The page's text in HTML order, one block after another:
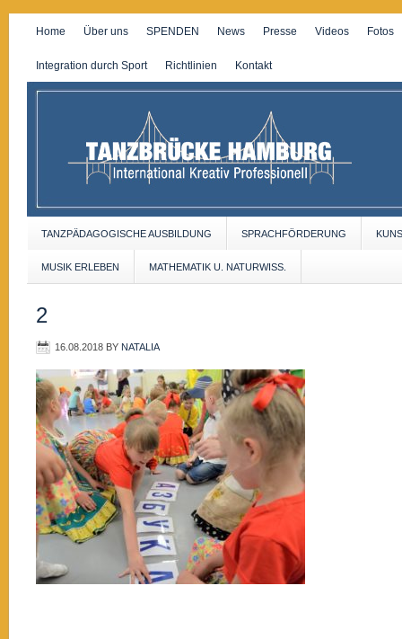
Home Über uns SPENDEN News Presse Videos Fotos
Integration durch Sport Richtlinien Kontakt
TANZPÄDAGOGISCHE AUSBILDUNG SPRACHFÖRDERUNG
MUSIK ERLEBEN MATHEMATIK U. NATURWISS.
2
16.08.2018 BY NATALIA